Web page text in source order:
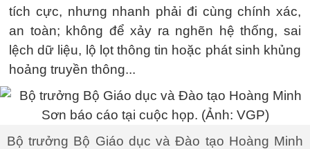
tích cực, nhưng nhanh phải đi cùng chính xác,
an toàn; không để xảy ra nghẽn hệ thống, sai
lệch dữ liệu, lộ lọt thông tin hoặc phát sinh khủng
hoảng truyền thông...
Bộ trưởng Bộ Giáo dục và Đào tạo Hoàng Minh